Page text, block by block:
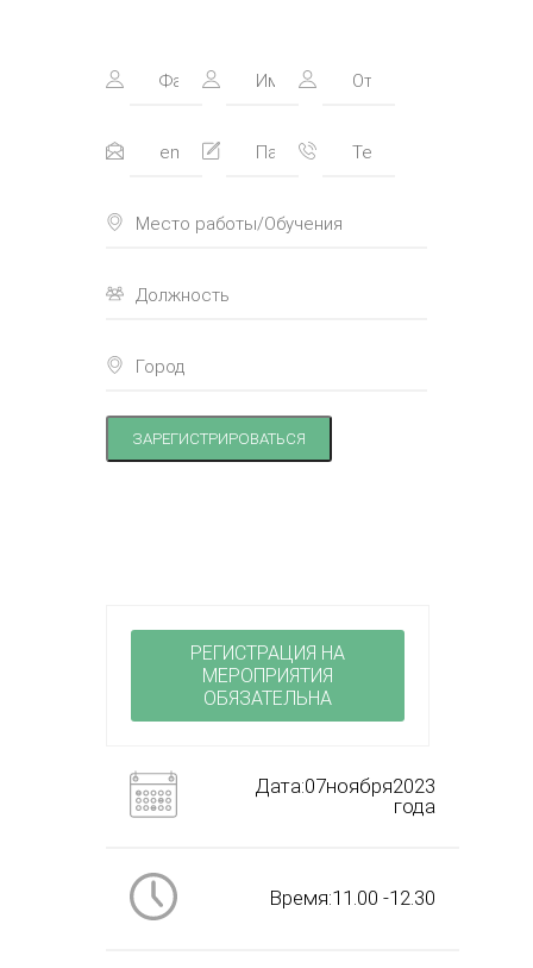
ЗАРЕГИСТРИРОВАТЬСЯ
РЕГИСТРАЦИЯ НА
МЕРОПРИЯТИЯ
ОБЯЗАТЕЛЬНА
Дата:07ноября2023
года
Время:11.00 -12.30